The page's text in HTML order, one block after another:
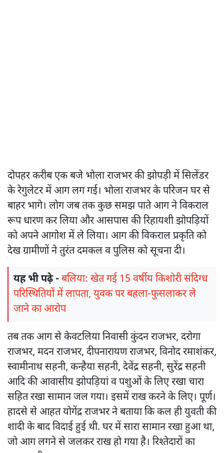
दोपहर करीब एक बजे भोला राजभर की झोपड़ी में सिलेंडर
के रेगुलेटर में आग लग गई। भोला राजभर के परिजन घर से
बाहर भागे। लोग जब तक कुछ समझ पाते आग ने विकराल
रूप धारण कर लिया और आसपास की रिहायशी झोपड़ियों
को अपने आगोश में ले लिया। आग की विकराल प्रकृति को
देख ग्रामीणों ने तुरंत दमकल व पुलिस को सूचना दी।
यह भी पढ़े -बलिया: खेत गई 15 वर्षीय किशोरी संदिग्ध
परिस्थितियों में लापता, युवक पर बहला-फुसलाकर ले
जाने का आरोप
तब तक आग से केवटलिया निवासी कुंदन राजभर, दरोगा
राजभर, मदन राजभर, दीपनारायण राजभर, विनोद रमाशंकर,
स्वामीनाथ सहनी, कन्हैया सहनी, देवेंद्र सहनी, सुरेंद्र सहनी
आदि की आवासीय झोपड़ियां व पशुओं के लिए रखा चारा
सहित रखा सामान जल गया। इसमें राख करने के लिए। पूर्ण।
हादसे से आहत योगेंद्र राजभर ने बताया कि कल ही युवती की
शादी के बाद विदाई हुई थी. घर में सारा सामान रखा हुआ था,
जो आग लगने से जलकर राख हो गया है। रिश्तेदारों का